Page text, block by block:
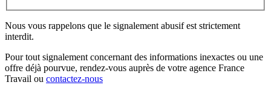
Nous vous rappelons que le signalement abusif est strictement
interdit.
Pour tout signalement concernant des informations inexactes ou une
offre déjà pourvue, rendez-vous auprès de votre agence France
Travail ou contactez-nous